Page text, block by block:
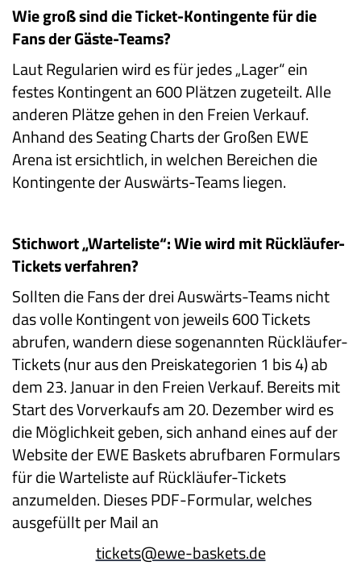
Wie groß sind die Ticket-Kontingente für die
Fans der Gäste-Teams?
Laut Regularien wird es für jedes „Lager“ ein
festes Kontingent an 600 Plätzen zugeteilt. Alle
anderen Plätze gehen in den Freien Verkauf.
Anhand des Seating Charts der Großen EWE
Arena ist ersichtlich, in welchen Bereichen die
Kontingente der Auswärts-Teams liegen.
Stichwort „Warteliste“: Wie wird mit Rückläufer-
Tickets verfahren?
Sollten die Fans der drei Auswärts-Teams nicht
das volle Kontingent von jeweils 600 Tickets
abrufen, wandern diese sogenannten Rückläufer-
Tickets (nur aus den Preiskategorien 1 bis 4) ab
dem 23. Januar in den Freien Verkauf. Bereits mit
Start des Vorverkaufs am 20. Dezember wird es
die Möglichkeit geben, sich anhand eines auf der
Website der EWE Baskets abrufbaren Formulars
für die Warteliste auf Rückläufer-Tickets
anzumelden. Dieses PDF-Formular, welches
ausgefüllt per Mail an
tickets@ewe-baskets.de